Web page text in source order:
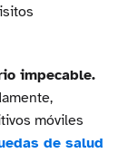
impecable.
móviles
de salud